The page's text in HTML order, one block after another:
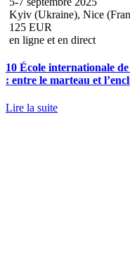
Kyiv (Ukraine), Nice
125 EUR
en ligne et en direct
10 École internationale
: entre le marteau et
Lire la suite